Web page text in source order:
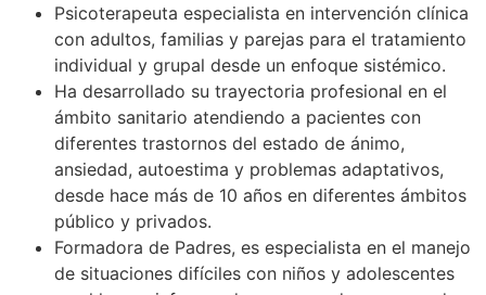
Psicoterapeuta especialista en intervención clínica
con adultos, familias y parejas para el tratamiento
individual y grupal desde un enfoque sistémico.
Ha desarrollado su trayectoria profesional en el
ámbito sanitario atendiendo a pacientes con
diferentes trastornos del estado de ánimo,
ansiedad, autoestima y problemas adaptativos,
desde hace más de 10 años en diferentes ámbitos
público y privados.
Formadora de Padres, es especialista en el manejo
de situaciones difíciles con niños y adolescentes